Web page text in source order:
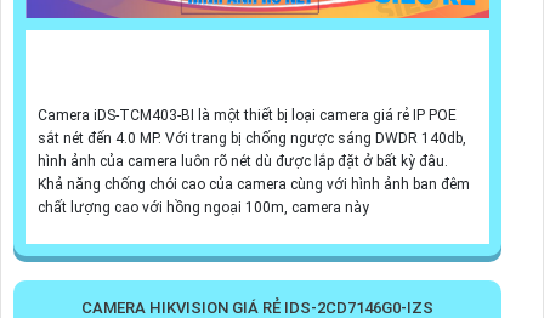
Camera iDS-TCM403-BI là một thiết bị loại camera giá rẻ IP POE
sắt nét đến 4.0 MP. Với trang bị chống ngược sáng DWDR 140db,
hình ảnh của camera luôn rõ nét dù được lắp đặt ở bất kỳ đâu.
Khả năng chống chói cao của camera cùng với hình ảnh ban đêm
chất lượng cao với hồng ngoại 100m, camera này
CAMERA HIKVISION GIÁ RẺ IDS-2CD7146G0-IZS